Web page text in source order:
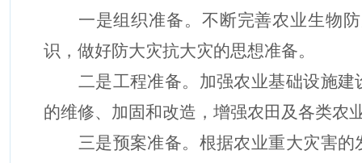
一是组织准备。不断完善农业生物
识，做好防大灾抗大灾的思想准备。
二是工程准备。加强农业基础设施建
的维修、加固和改造，增强农田及各类农
三是预案准备。根据农业重大灾害